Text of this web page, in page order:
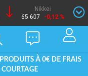
Nikkei
65 607
-0,12 %
À 0€ DE FRAIS
COURTAGE